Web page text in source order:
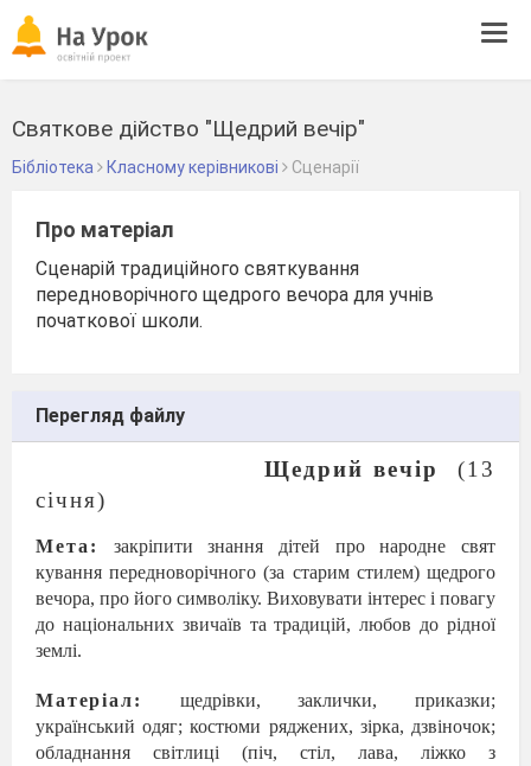
Святкове дійство "Щедрий вечір"
Бібліотека Класному керівникові Сценарії
Про матеріал
Сценарій традиційного святкування
передноворічного щедрого вечора для учнів
початкової школи.
Перегляд файлу
Щедрий вечір
(13
січня)
Мета: закріпити знання дітей про народне свят
кування передноворічного (за старим стилем) щедрого
вечора, про його символіку. Виховувати інтерес і повагу
до національних звичаїв та традицій, любов до рідної
землі.
Матеріал:
щедрівки, заклички, приказки;
український одяг; костюми ряджених, зірка, дзвіночок;
обладнання світлиці (піч, стіл, лава, ліжко з